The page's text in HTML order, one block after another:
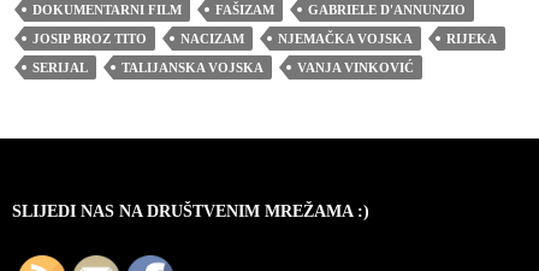
DOKUMENTARNI FILM FAŠIZAM
GABRIELE D'ANNUNZIO
JOSIP BROZ TITO
NACIZAM NJEMAČKA VOJSKA
RIJEKA
SERIJAL
TALIJANSKA VOJSKA VANJA VINKOVIĆ
SLIJEDI NAS NA DRUŠTVENIM MREŽAMA :)